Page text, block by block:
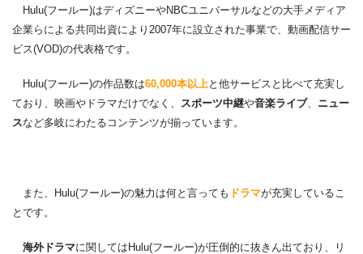
Hulu(フールー)はディズニーやNBCユニバーサルなどの大手メディア
企業らによる共同出資により2007年に設立された事業で、動画配信サー
ビス(VOD)の代表格です。
Hulu(フールー)の作品数は60,000本以上と他サービスと比べて充実し
ており、映画やドラマだけでなく、 スポーツ中継や音楽ライブ、 ニュー
スなど多岐にわたるコンテンツが揃っています。
また、Hulu(フールー)の魅力は何と言っても ドラマが充実しているこ
とです。
海外ドラマに関してはHulu(フールー)が圧倒的に抜きん出ており、リ